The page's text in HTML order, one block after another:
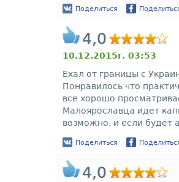
Поделиться
4,0
10.12.2015г. 03:53
Ехал от границы с
Понравилось что
все хорошо
Малоярославца идет
возможно, и если будет
Поделиться
4,0